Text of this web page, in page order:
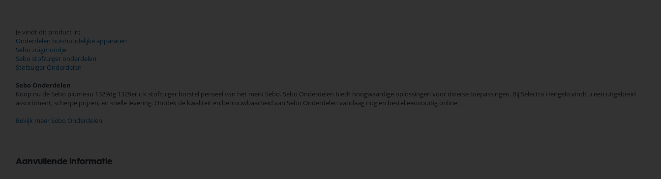
Je vindt dit product in;
Onderdelen huishoudelijke apparaten
Sebo zuigmondje
Sebo stofzuiger onderdelen
Stofzuiger Onderdelen
Sebo Onderdelen
Koop nu de Sebo plumeau 1329dg 1329er c k stofzuiger borstel penseel van het merk Sebo. Sebo Onderdelen biedt hoogwaardige oplossingen voor diverse toepassingen. Bij Selectra Hengelo vindt u een uitgebreid
assortiment, scherpe prijzen, en snelle levering. Ontdek de kwaliteit en betrouwbaarheid van Sebo Onderdelen vandaag nog en bestel eenvoudig online.
Bekijk meer Sebo Onderdelen
Aanvullende informatie